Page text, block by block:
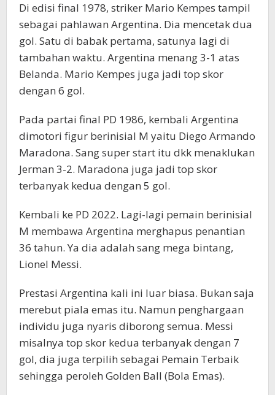
Di edisi final 1978, striker Mario Kempes tampil
sebagai pahlawan Argentina. Dia mencetak dua
gol. Satu di babak pertama, satunya lagi di
tambahan waktu. Argentina menang 3-1 atas
Belanda. Mario Kempes juga jadi top skor
dengan 6 gol.
Pada partai final PD 1986, kembali Argentina
dimotori figur berinisial M yaitu Diego Armando
Maradona. Sang super start itu dkk menaklukan
Jerman 3-2. Maradona juga jadi top skor
terbanyak kedua dengan 5 gol.
Kembali ke PD 2022. Lagi-lagi pemain berinisial
M membawa Argentina merghapus penantian
36 tahun. Ya dia adalah sang mega bintang,
Lionel Messi.
Prestasi Argentina kali ini luar biasa. Bukan saja
merebut piala emas itu. Namun penghargaan
individu juga nyaris diborong semua. Messi
misalnya top skor kedua terbanyak dengan 7
gol, dia juga terpilih sebagai Pemain Terbaik
sehingga peroleh Golden Ball (Bola Emas).